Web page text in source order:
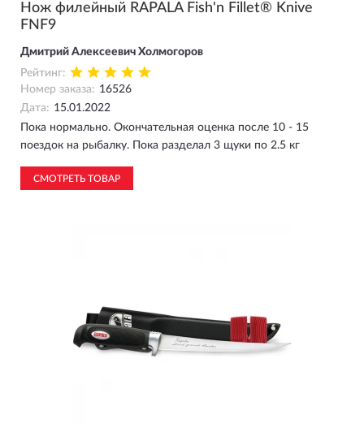
Нож филейный RAPALA Fish'n Fillet® Knive
FNF9
Дмитрий Алексеевич Холмогоров
Рейтинг:
Номер заказа: 16526
Дата: 15.01.2022
Пока нормально. Окончательная оценка после 10 - 15
поездок на рыбалку. Пока разделал 3 щуки по 2.5 кг
СМОТРЕТЬ ТОВАР